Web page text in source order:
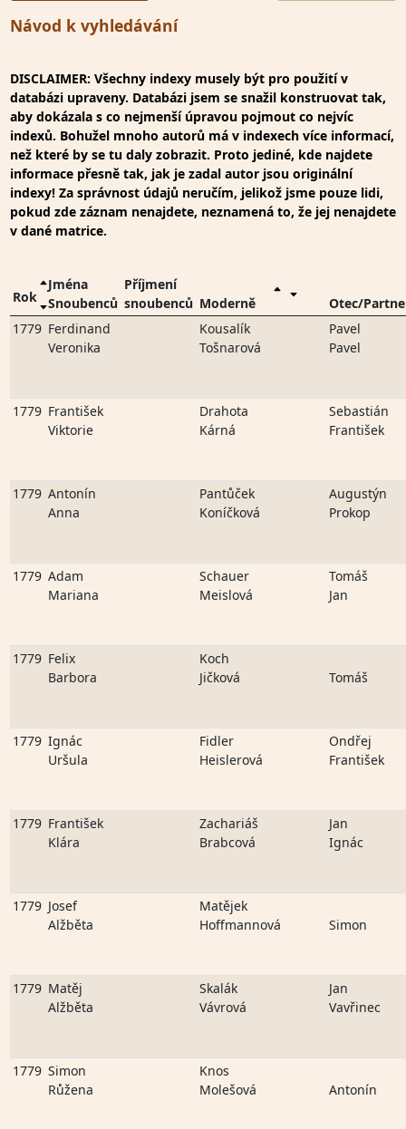
Návod k vyhledávání
DISCLAIMER: Všechny indexy musely být pro použití v
databázi upraveny. Databázi jsem se snažil konstruovat tak,
aby dokázala s co nejmenší úpravou pojmout co nejvíc
indexů. Bohužel mnoho autorů má v indexech více informací,
než které by se tu daly zobrazit. Proto jediné, kde najdete
informace přesně tak, jak je zadal autor jsou originální
indexy! Za správnost údajů neručím, jelikož jsme pouze lidi,
pokud zde záznam nenajdete, neznamená to, že jej nenajdete
v dané matrice.
Rok
Jména
Snoubenců
Příjmení
snoubenců Moderně
Otec/
1779 Ferdinand
Veronika
Kousalík
Tošnarová
Pavel
Pavel
1779 František
Viktorie
Drahota
Kárná
Sebastián
František
1779 Antonín
Anna
Pantůček
Koníčková
Augustýn
Prokop
1779 Adam
Mariana
Schauer
Meislová
Tomáš
Jan
1779 Felix
Barbora
Koch
Jičková
Tomáš
1779 Ignác
Uršula
Fidler
Heislerová
Ondřej
František
1779 František
Klára
Zachariáš
Brabcová
Jan
Ignác
1779 Josef
Alžběta
Matějek
Hoffmannová
Simon
1779 Matěj
Alžběta
Skalák
Vávrová
Jan
Vavřinec
1779 Simon
Růžena
Knos
Molešová
Antonín